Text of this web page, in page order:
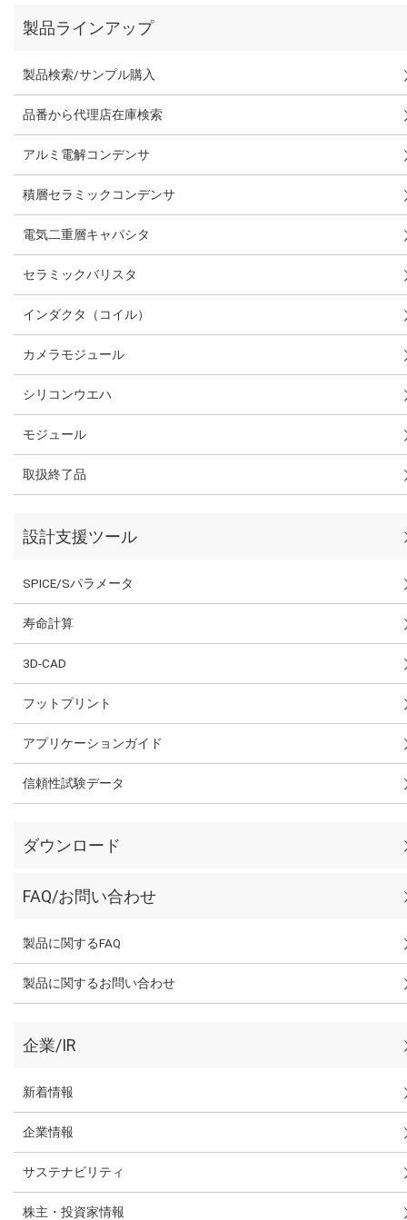
製品ラインアップ
製品検索/サンプル購入
品番から代理店在庫検索
アルミ電解コンデンサ
積層セラミックコンデンサ
電気二重層キャパシタ
セラミックバリスタ
インダクタ（コイル）
カメラモジュール
シリコンウエハ
モジュール
取扱終了品
設計支援ツール
SPICE/Sパラメータ
寿命計算
3D-CAD
フットプリント
アプリケーションガイド
信頼性試験データ
ダウンロード
FAQ/お問い合わせ
製品に関するFAQ
製品に関するお問い合わせ
企業/IR
新着情報
企業情報
サステナビリティ
株主・投資家情報